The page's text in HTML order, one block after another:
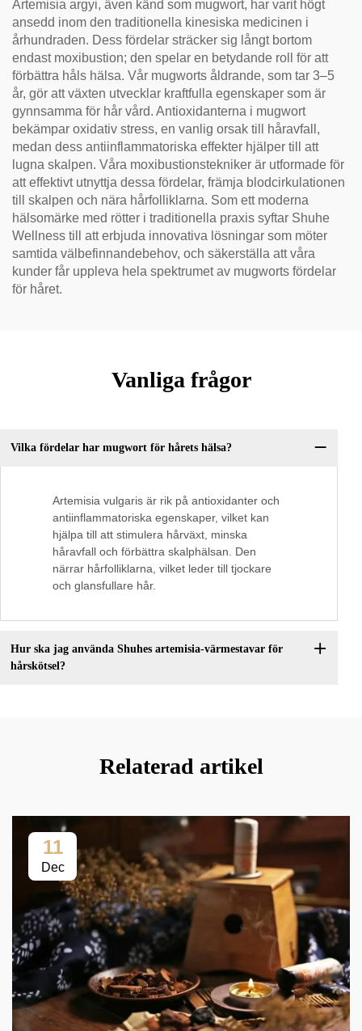
Artemisia argyi, även känd som mugwort, har varit högt
ansedd inom den traditionella kinesiska medicinen i
århundraden. Dess fördelar sträcker sig långt bortom
endast moxibustion; den spelar en betydande roll för att
förbättra håls hälsa. Vår mugworts åldrande, som tar 3–5
år, gör att växten utvecklar kraftfulla egenskaper som är
gynnsamma för hår vård. Antioxidanterna i mugwort
bekämpar oxidativ stress, en vanlig orsak till håravfall,
medan dess antiinflammatoriska effekter hjälper till att
lugna skalpen. Våra moxibustionstekniker är utformade för
att effektivt utnyttja dessa fördelar, främja blodcirkulationen
till skalpen och nära hårfolliklarna. Som ett moderna
hälsomärke med rötter i traditionella praxis syftar Shuhe
Wellness till att erbjuda innovativa lösningar som möter
samtida välbefinnandebehov, och säkerställa att våra
kunder får uppleva hela spektrumet av mugworts fördelar
för håret.
Vanliga frågor
Vilka fördelar har mugwort för hårets hälsa?
Artemisia vulgaris är rik på antioxidanter och
antiinflammatoriska egenskaper, vilket kan
hjälpa till att stimulera hårväxt, minska
håravfall och förbättra skalphälsan. Den
närrar hårfolliklarna, vilket leder till tjockare
och glansfullare hår.
Hur ska jag använda Shuhes artemisia-värmestavar för
hårskötsel?
Relaterad artikel
11
Dec